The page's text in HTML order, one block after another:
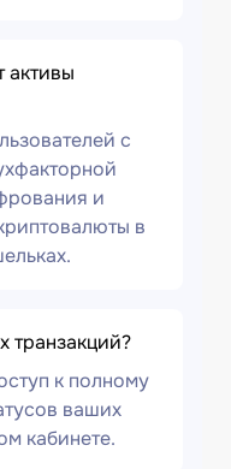
активы
с
и
в
транзакций?
к полному
ваших
кабинете.